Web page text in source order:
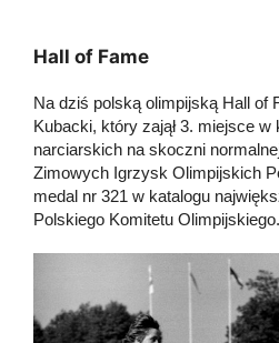
Hall of Fame
Na dziś polską olimpijską Hall of
Kubacki, który zajął 3. miejsce
narciarskich na skoczni
Zimowych Igrzysk Olimpijskich
medal nr 321 w katalogu
Polskiego Komitetu Olimpijskiego.